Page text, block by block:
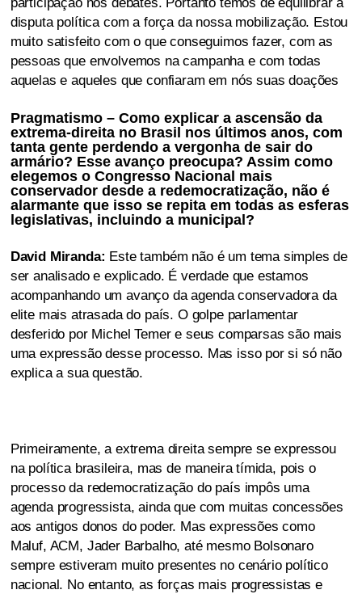
participação nos debates. Portanto temos de equilibrar a
disputa política com a força da nossa mobilização. Estou
muito satisfeito com o que conseguimos fazer, com as
pessoas que envolvemos na campanha e com todas
aquelas e aqueles que confiaram em nós suas doações
Pragmatismo – Como explicar a ascensão da
extrema-direita no Brasil nos últimos anos, com
tanta gente perdendo a vergonha de sair do
armário? Esse avanço preocupa? Assim como
elegemos o Congresso Nacional mais
conservador desde a redemocratização, não é
alarmante que isso se repita em todas as esferas
legislativas, incluindo a municipal?
David Miranda: Este também não é um tema simples de
ser analisado e explicado. É verdade que estamos
acompanhando um avanço da agenda conservadora da
elite mais atrasada do país. O golpe parlamentar
desferido por Michel Temer e seus comparsas são mais
uma expressão desse processo. Mas isso por si só não
explica a sua questão.
Primeiramente, a extrema direita sempre se expressou
na política brasileira, mas de maneira tímida, pois o
processo da redemocratização do país impôs uma
agenda progressista, ainda que com muitas concessões
aos antigos donos do poder. Mas expressões como
Maluf, ACM, Jader Barbalho, até mesmo Bolsonaro
sempre estiveram muito presentes no cenário político
nacional. No entanto, as forças mais progressistas e